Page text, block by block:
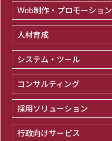
Web制作・プロモーション
人材育成
システム・ツール
コンサルティング
採用ソリューション
行政向けサービス